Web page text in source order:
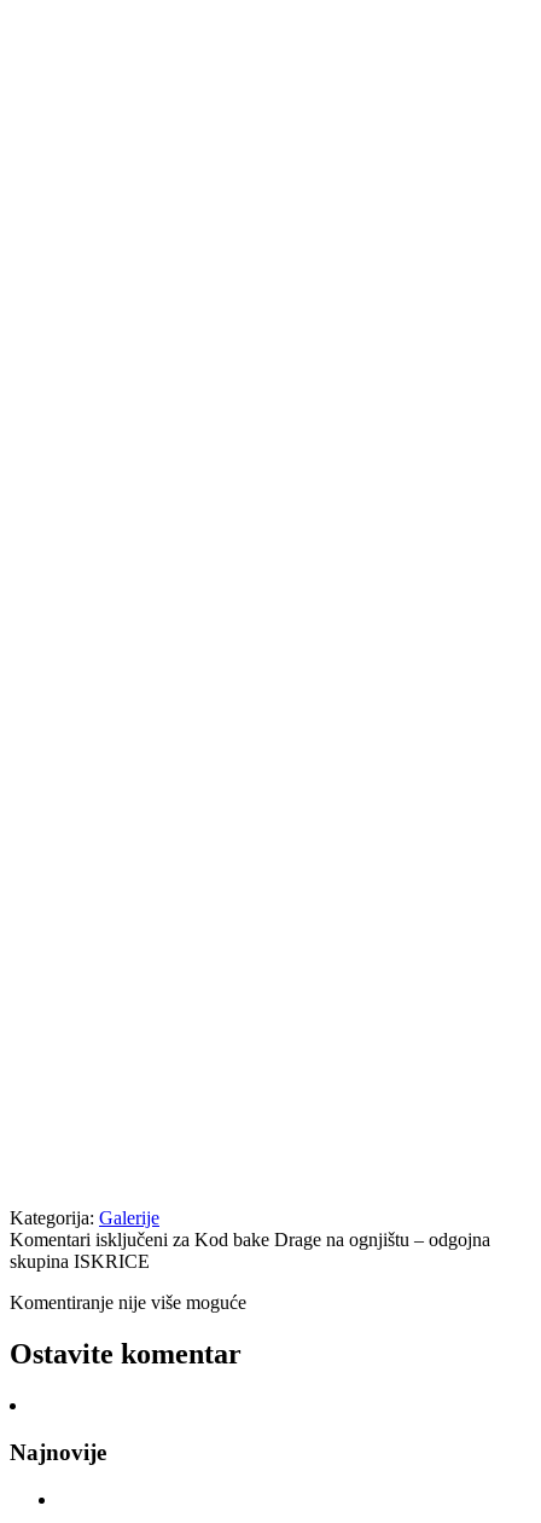
Kategorija: Galerije
Komentari isključeni za Kod bake Drage na ognjištu – odgojna
skupina ISKRICE
Komentiranje nije više moguće
Ostavite komentar
Najnovije